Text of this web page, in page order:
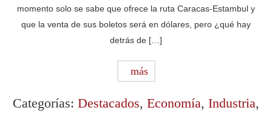
momento solo se sabe que ofrece la ruta Caracas-Estambul y
que la venta de sus boletos será en dólares, pero ¿qué hay
detrás de […]
más
Categorías: Destacados, Economía, Industria,